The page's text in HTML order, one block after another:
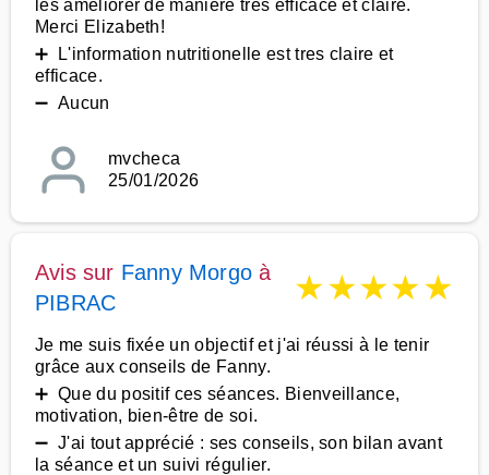
les améliorer de maniere tres efficace et claire.
Merci Elizabeth!
➕ L'information nutritionelle est tres claire et
efficace.
➖ Aucun
mvcheca
25/01/2026
Avis sur Fanny Morgo à
PIBRAC
★★★★★
Je me suis fixée un objectif et j'ai réussi à le tenir
grâce aux conseils de Fanny.
➕ Que du positif ces séances. Bienveillance,
motivation, bien-être de soi.
➖ J'ai tout apprécié : ses conseils, son bilan avant
la séance et un suivi régulier.